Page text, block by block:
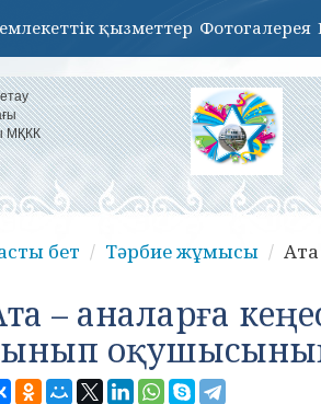
қызметтер Фотогалерея
МҚКК
бет Тәрбие жұмысы
– аналарға